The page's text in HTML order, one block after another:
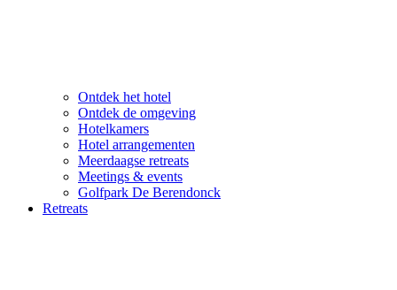
Ontdek het hotel
Ontdek de omgeving
Hotelkamers
Hotel arrangementen
Meerdaagse retreats
Meetings & events
Golfpark De Berendonck
Retreats